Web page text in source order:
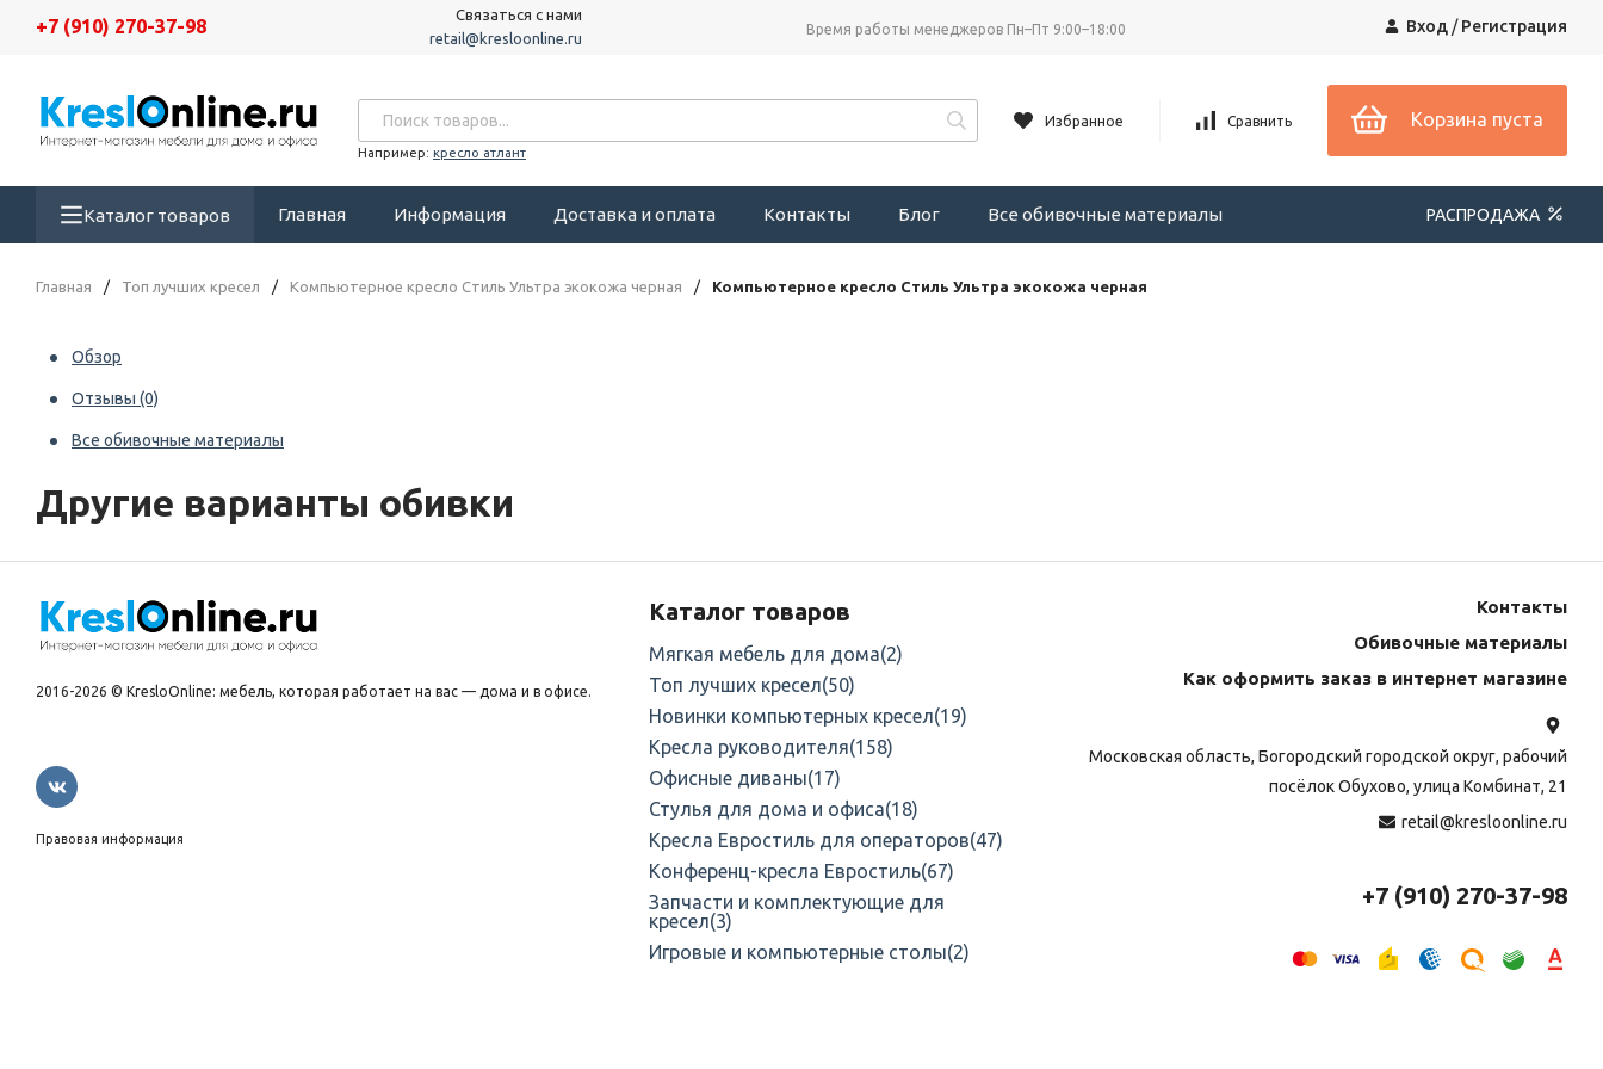
+7 (910) 270-37-98
Связаться с нами
retail@kresloonline.ru
Время работы менеджеров Пн–Пт 9:00–18:00 Вход/Регистрация
Например: кресло атлант
Избранное Сравнить Корзина пуста
Каталог товаров Главная Информация Доставка и оплата Контакты Блог Все обивочные материалы РАСПРОДАЖА
Главная / Топ лучших кресел / Компьютерное кресло Стиль Ультра экокожа черная / Компьютерное кресло Стиль Ультра экокожа черная
Обзор
Отзывы (0)
Все обивочные материалы
Другие варианты обивки
2016-2026 © KresloOnline: мебель, которая работает на вас — дома и в офисе.
Правовая информация
Каталог товаров
Мягкая мебель для дома(2)
Топ лучших кресел(50)
Новинки компьютерных кресел(19)
Кресла руководителя(158)
Офисные диваны(17)
Стулья для дома и офиса(18)
Кресла Евростиль для операторов(47)
Конференц-кресла Евростиль(67)
Запчасти и комплектующие для
кресел(3)
Игровые и компьютерные столы(2)
Контакты
Обивочные материалы
Как оформить заказ в интернет магазине
Московская область, Богородский городской округ, рабочий
посёлок Обухово, улица Комбинат, 21
retail@kresloonline.ru
+7 (910) 270-37-98